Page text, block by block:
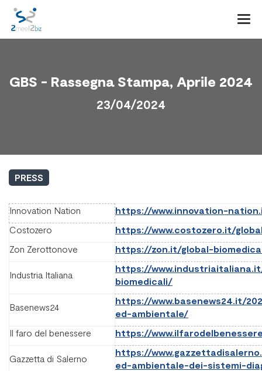
GBS - Rassegna Stampa, Aprile 2024
23/04/2024
PRESS
Innovation Nation
https://www.innovation-
Costozero
https://www.costozero.it/
Zon Zerottonove
https://zon.it/global-
Industria Italiana
https://
biomedicali/
Basenews24
https://www.basenews24.it/
ed-ambientale/
Il faro del benessere
https://
Gazzetta di Salerno
https://
ed-ambientale-dei-sistemi-